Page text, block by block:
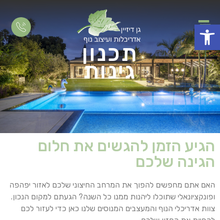
פתח סרגל נגישות
תכנון
גינות
הגיע הזמן להגשים את חלום
הגינה שלכם
האם אתם מחפשים להפוך את המרחב החיצוני שלכם לאזור יפהפה
ופונקציונאלי שתוכלו ליהנות ממנו כל השנה? הגעתם למקום הנכון.
צוות אדריכלי הנוף והמעצבים המנוסים שלנו כאן כדי לעזור לכם